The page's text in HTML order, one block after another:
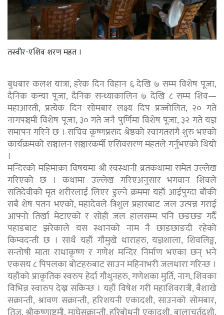
तस्वीर-एशिव शरण महत ।
बुधबार कलश यात्रा, हरेक दिन विहान ६ देखि ७ सम्म विशेष पूजा,
दैनिक कन्या पूजा, दैनिक सन्ध्याकालिन ७ देखि ८ सम्म शिव—
महाआरती, प्रत्येक दिन सोमबार लक्ष्य दिप प्रज्जोलित, २० गते
नागपञ्चमी विशेष पूजा, ३० गते जनै पुर्णिमा विशेष पूजा, ३२ गते यज्ञ
समापन गरिने छ । सचिव कृष्णप्रसद श्रेष्ठको स्वागतसंगै शुरु भएको
कार्यक्रमको सञ्चालन सञ्चारकर्मी एसिवसरण महतले गर्नुभएको थियो
।
मन्दिरको महिमाका विषयमा श्री स्वस्थानी ब्रतकथामा समेत उल्लेख
गरिएको छ । कथामा उल्लेख गरिएअनुसार भगवान शिवले
सतिदेवीको मृत शरीरलाई लिएर डुल्ने क्रममा यहाँ आईपुग्दा बाँकी
सबै शेष पतन भएको, महादेवले त्रिशुल प्रहारबाट जल उत्पन्न गराई
आफ्नो तिर्खा मेटाएको र सोही जल हालसम्म पनि छङछङ गर्दै
पहाडबाट झरेकाले यस स्थानको नाम नै छाङछाङदी रहेको
किम्वदन्ती छ । साथै यहाँ गौमुखे धाराहरु, यज्ञशाला, शिवलिङ्ग,
सन्तोषी माता राधाकृष्ण र गणेश मन्दिर निर्माण भएका छन् भने
एकसय ८ पिपलका बोटहरुबाट साउन महिनाभरी जलधारा गरिन्छ ।
यहाँको प्राकृतिक स्वरुप हेर्दा गौथुनहरु, गणेशका मुर्ति, नाग, शिवका
विभिन्न स्वारुप देख्न सकिन्छ । यहाँ विषेश गरी महाशिवरात्री, बैशाखे
सक्रान्ती, श्रावण सक्रान्ती, हरिशयनी एकादशी, साउनको सोमबार,